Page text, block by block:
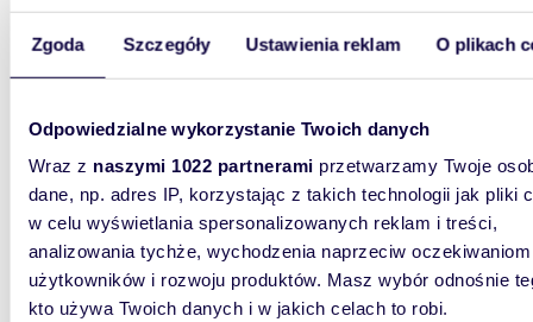
Zgoda Szczegóły Ustawienia reklam O plikach
Odpowiedzialne wykorzystanie Twoich danych
Wraz z naszymi 1022 partnerami przetwarzamy Twoje
dane, np. adres IP, korzystając z takich technologii jak pliki
w celu wyświetlania spersonalizowanych reklam i treści,
analizowania tychże, wychodzenia naprzeciw oczekiwaniom
użytkowników i rozwoju produktów. Masz wybór odnośnie
kto używa Twoich danych i w jakich celach to robi.
Przytulne 3-pokojowe mieszkanie z balkonem i
570